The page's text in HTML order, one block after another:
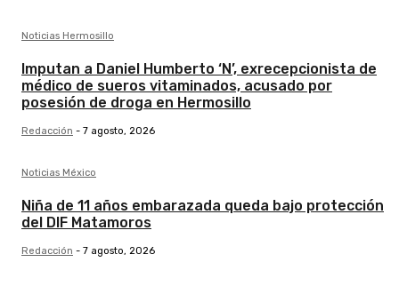
Noticias Hermosillo
Imputan a Daniel Humberto ‘N’, exrecepcionista de
médico de sueros vitaminados, acusado por
posesión de droga en Hermosillo
Redacción - 7 agosto, 2026
Noticias México
Niña de 11 años embarazada queda bajo protección
del DIF Matamoros
Redacción - 7 agosto, 2026